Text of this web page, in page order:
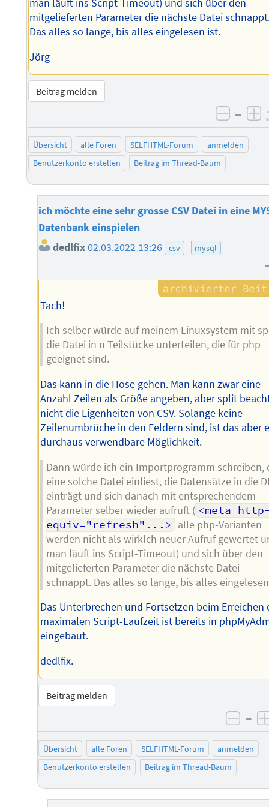
man läuft ins Script-Timeout) und sich über den
mitgelieferten Parameter die nächste Datei
Das alles so lange, bis alles eingelesen ist.
Jörg
Beitrag melden
–
Übersicht alle Foren SELFHTML-Forum
anmelden
Benutzerkonto erstellen
Beitrag im Thread-Baum
ich möchte eine sehr grosse CSV Datei in eine
Datenbank einspielen
dedlfix02.03.2022 13:26 csv mysql
Tach!
Ich selber würde auf meinem Linuxsystem mit
die Datei in n Teilstücke unterteilen, die für php
geeignet sind.
Das kann in die Hose gehen. Man kann zwar eine
Anzahl Zeilen als Größe angeben, aber split
nicht die Eigenheiten von CSV. Solange keine
Zeilenumbrüche in den Feldern sind, ist das aber
durchaus verwendbare Möglichkeit.
Dann würde ich ein Importprogramm schreiben,
eine solche Datei einliest, die Datensätze in die
einträgt und sich danach mit entsprechendem
Parameter selber wieder aufruft ( <meta
equiv="refresh"...> alle php-Varianten
werden nicht als wirklch neuer Aufruf gewertet
man läuft ins Script-Timeout) und sich über den
mitgelieferten Parameter die nächste Datei
schnappt. Das alles so lange, bis alles
Das Unterbrechen und Fortsetzen beim Erreichen
maximalen Script-Laufzeit ist bereits in
eingebaut.
dedlfix.
Beitrag melden
–
Übersicht alle Foren SELFHTML-Forum
anmelden
Benutzerkonto erstellen
Beitrag im Thread-Baum